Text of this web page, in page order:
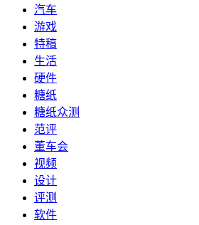
汽车
游戏
特稿
生活
硬件
糖纸
糖纸众测
范评
董车会
视频
设计
评测
软件